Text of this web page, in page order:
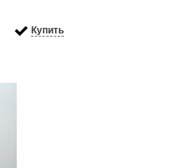
Купить